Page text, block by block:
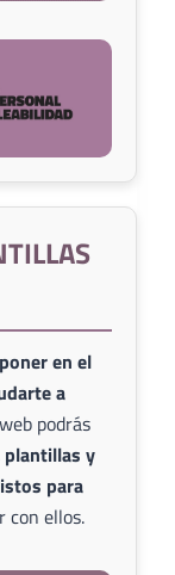
en el
a
podrás
plantillas y
para
con ellos.